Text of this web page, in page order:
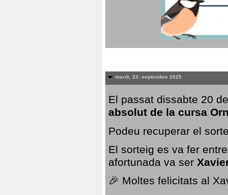
mardi, 23. septembre 2025
El passat dissabte 20
absolut de la cursa
Podeu recuperar el
El sorteig es va fer
afortunada va ser
🎉 Moltes felicitats al